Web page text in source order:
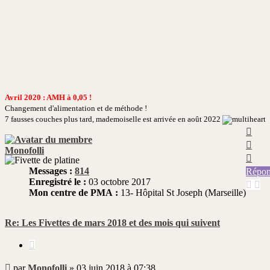
Avril 2020 : AMH à 0,05 !
Changement d'alimentation et de méthode !
7 fausses couches plus tard, mademoiselle est arrivée en août 2022
Monofolli
Messages : 814
Enregistré le : 03 octobre 2017
Mon centre de PMA : 13- Hôpital St Joseph (Marseille)
Re: Les Fivettes de mars 2018 et des mois qui suivent
Message